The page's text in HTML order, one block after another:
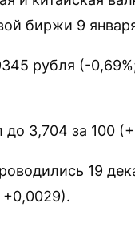
биржи 9
рубля (-
3,704 за 100
19